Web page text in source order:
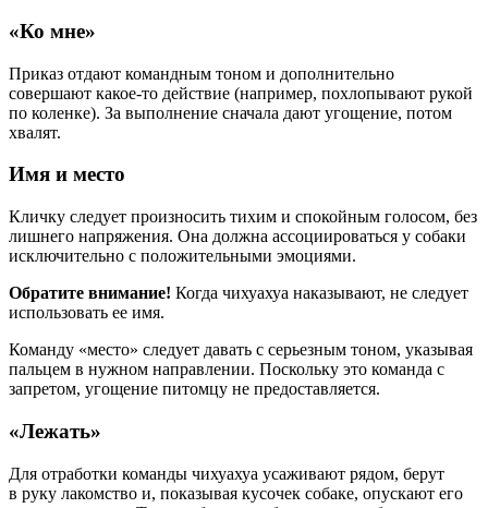
«Ко мне»
Приказ отдают командным тоном и дополнительно
совершают какое-то действие (например, похлопывают рукой
по коленке). За выполнение сначала дают угощение, потом
хвалят.
Имя и место
Кличку следует произносить тихим и спокойным голосом, без
лишнего напряжения. Она должна ассоциироваться у собаки
исключительно с положительными эмоциями.
Обратите внимание! Когда чихуахуа наказывают, не следует
использовать ее имя.
Команду «место» следует давать с серьезным тоном, указывая
пальцем в нужном направлении. Поскольку это команда с
запретом, угощение питомцу не предоставляется.
«Лежать»
Для отработки команды чихуахуа усаживают рядом, берут
в руку лакомство и, показывая кусочек собаке, опускают его